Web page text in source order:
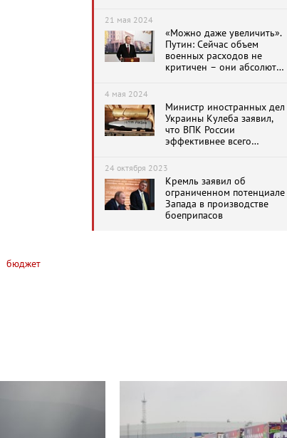
21 мая 2024
«Можно даже увеличить».
Путин: Сейчас объем
военных расходов не
критичен – они абсолютно
4 мая 2024
Министр иностранных дел
Украины Кулеба заявил,
что ВПК России
эффективнее всего
комплекса Запада
24 октября 2023
Кремль заявил об
ограниченном потенциале
Запада в производстве
боеприпасов
бюджет